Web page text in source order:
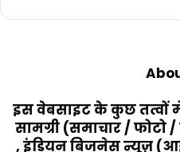
इस वेबसाइट के कुछ तत्वों में
सामग्री (समाचार / फोटो
, इंडियन बिजनेस न्यूज़